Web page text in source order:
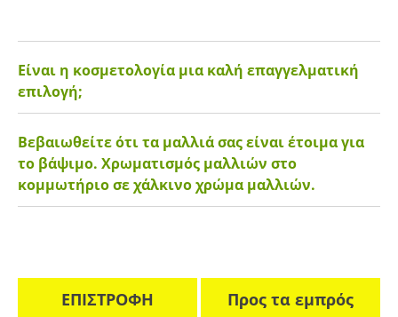
Είναι η κοσμετολογία μια καλή επαγγελματική
επιλογή;
Βεβαιωθείτε ότι τα μαλλιά σας είναι έτοιμα για
το βάψιμο. Χρωματισμός μαλλιών στο
κομμωτήριο σε χάλκινο χρώμα μαλλιών.
ΕΠΙΣΤΡΟΦΗ Προς τα εμπρός